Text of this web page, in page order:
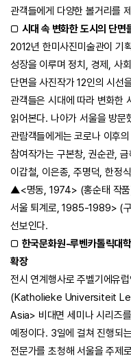
관객들에게 다양한 볼거리를
□ 시대 속 변화한 도시의 단면
2012년 한미사진미술관이 기
성장을 이루며 정치, 경제, 사
단면을 사진작가 12인의 시선
관객들은 시대에 따라 변화한
읽어본다. 나아가 서울을 방문
관람객들에게는 코로나 이후
참여작가는 구본창, 권순관,
이갑철, 이은종, 주명덕, 한정
▲<명동, 1974> (홍순태 작
서울 퇴계로, 1985-1989> (
선보인다.
□ 한국문화원-루벤카톨릭대
확장
전시 연계행사로 주벨기에유
(Katholieke Universiteit
Asia> 비대면 세미나 시리즈
예정이다. 3일에 걸쳐 진행되
전문가를 초청해 서울을 주제